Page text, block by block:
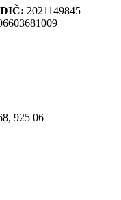
DIČ: 2021149845
925 06